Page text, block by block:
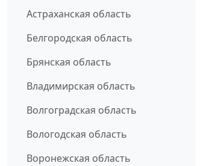
Астраханская область
Белгородская область
Брянская область
Владимирская область
Волгоградская область
Вологодская область
Воронежская область